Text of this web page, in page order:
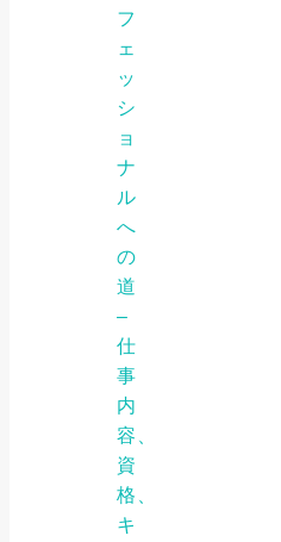
フ
ェ
ッ
シ
ョ
ナ
ル
へ
の
道
–
仕
事
内
容、
資
格、
キ